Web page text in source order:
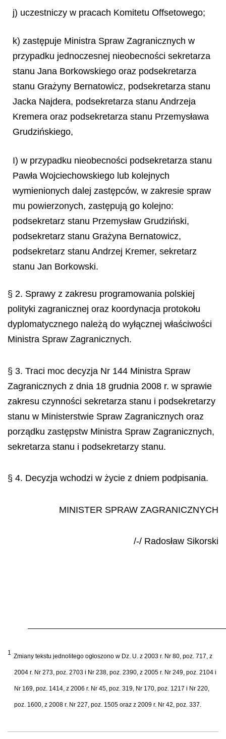
j) uczestniczy w pracach Komitetu Offsetowego;
k) zastępuje Ministra Spraw Zagranicznych w
przypadku jednoczesnej nieobecności sekretarza
stanu Jana Borkowskiego oraz podsekretarza
stanu Grażyny Bernatowicz, podsekretarza stanu
Jacka Najdera, podsekretarza stanu Andrzeja
Kremera oraz podsekretarza stanu Przemysława
Grudzińskiego,
I) w przypadku nieobecności podsekretarza stanu
Pawła Wojciechowskiego lub kolejnych
wymienionych dalej zastępców, w zakresie spraw
mu powierzonych, zastępują go kolejno:
podsekretarz stanu Przemysław Grudziński,
podsekretarz stanu Grażyna Bernatowicz,
podsekretarz stanu Andrzej Kremer, sekretarz
stanu Jan Borkowski.
§ 2. Sprawy z zakresu programowania polskiej
polityki zagranicznej oraz koordynacja protokołu
dyplomatycznego należą do wyłącznej właściwości
Ministra Spraw Zagranicznych.
§ 3. Traci moc decyzja Nr 144 Ministra Spraw
Zagranicznych z dnia 18 grudnia 2008 r. w sprawie
zakresu czynności sekretarza stanu i podsekretarzy
stanu w Ministerstwie Spraw Zagranicznych oraz
porządku zastępstw Ministra Spraw Zagranicznych,
sekretarza stanu i podsekretarzy stanu.
§ 4. Decyzja wchodzi w życie z dniem podpisania.
MINISTER SPRAW ZAGRANICZNYCH
/-/ Radosław Sikorski
1 Zmiany tekstu jednolitego ogłoszono w Dz. U. z 2003 r. Nr 80, poz. 717, z
2004 r. Nr 273, poz. 2703 i Nr 238, poz. 2390, z 2005 r. Nr 249, poz. 2104 i
Nr 169, poz. 1414, z 2006 r. Nr 45, poz. 319, Nr 170, poz. 1217 i Nr 220,
poz. 1600, z 2008 r. Nr 227, poz. 1505 oraz z 2009 r. Nr 42, poz. 337.